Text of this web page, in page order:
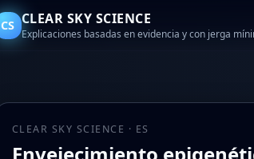
CS CLEAR SKY SCIENCE
Explicaciones basadas en evidencia y con jerga
CLEAR SKY SCIENCE · ES
Envejecimiento